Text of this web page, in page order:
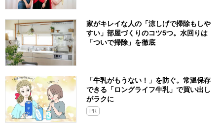
家がキレイな人の「涼しげで掃除もしや
すい」部屋づくりのコツ5つ。水回りは
「ついで掃除」を徹底
「牛乳がもうない！」を防ぐ。常温保存
できる「ロングライフ牛乳」で買い出し
がラクに
PR